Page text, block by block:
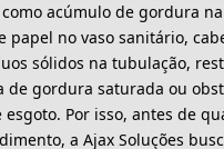
acúmulo de gordura
papel no vaso sanitário,
sólidos na tubulação,
de gordura saturada ou
esgoto. Por isso, antes de
a Ajax Soluções